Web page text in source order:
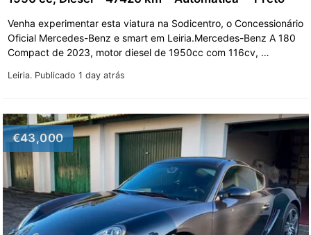
Leiria. Publicado 1 day atrás
Venha experimentar esta viatura na Sodicentro, o Concessionário
Oficial Mercedes-Benz e smart em Leiria.Mercedes-Benz A 180
Compact de 2023, motor diesel de 1950cc com 116cv, …
€43,000